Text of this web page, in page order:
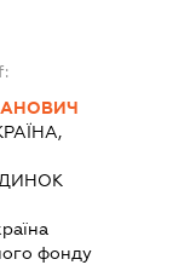
фонду